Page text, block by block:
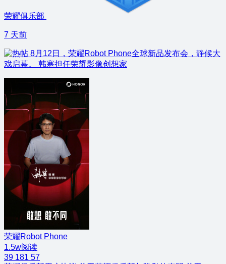
荣耀俱乐部
7 天前
8月12日，荣耀Robot Phone全球新品发布会，静候大
戏启幕。 韩寒担任荣耀影像创想家
荣耀Robot Phone
1.5w阅读
39 181 57